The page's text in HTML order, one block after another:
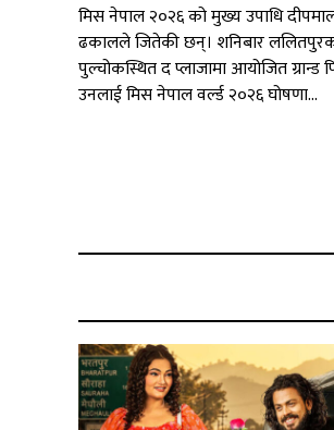
मिस नेपाल २०२६ को मुख्य उपाधि
ढकालले जितेकी छन्। शनिबार
पुल्चोकस्थित द प्लाजामा आयोजित ग्रान्ड
उनलाई मिस नेपाल वर्ल्ड २०२६ घोषणा...